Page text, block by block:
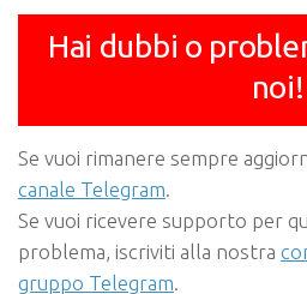
Hai dubbi o
noi!
Se vuoi rimanere sempre
canale Telegram.
Se vuoi ricevere supporto per
problema, iscriviti alla nostra
gruppo Telegram.